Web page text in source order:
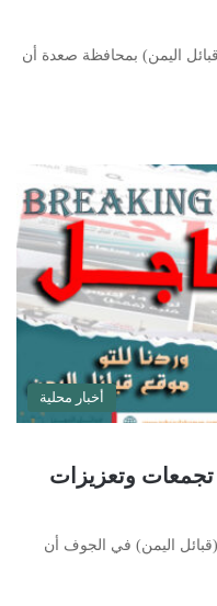
اليمن) بمحافظة صعدة أن
أخبار محلية
وتعزيزات
اليمن) في الجوف أن